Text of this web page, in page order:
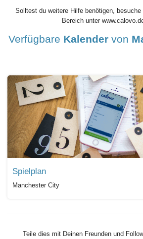
Solltest du weitere Hilfe benötigen, besuche
Bereich unter
Verfügbare Kalender von
Spielplan
Manchester City
Teile dies mit Deinen Freunden und